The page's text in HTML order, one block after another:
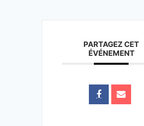
PARTAGEZ CET
ÉVÉNEMENT